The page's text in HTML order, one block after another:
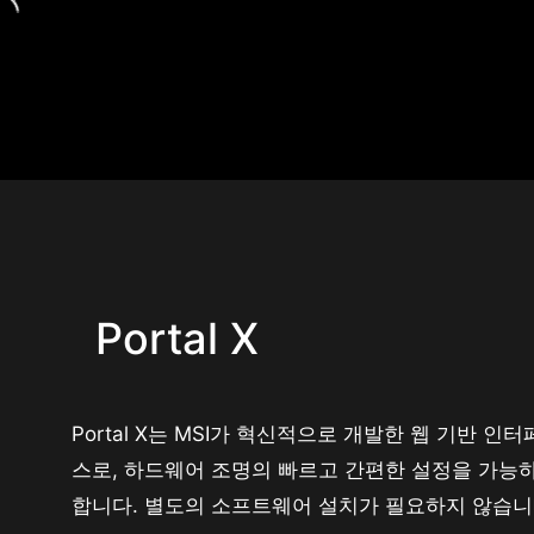
Portal X
Portal X는 MSI가 혁신적으로 개발한 웹 기반 인터
스로, 하드웨어 조명의 빠르고 간편한 설정을 가능
합니다. 별도의 소프트웨어 설치가 필요하지 않습